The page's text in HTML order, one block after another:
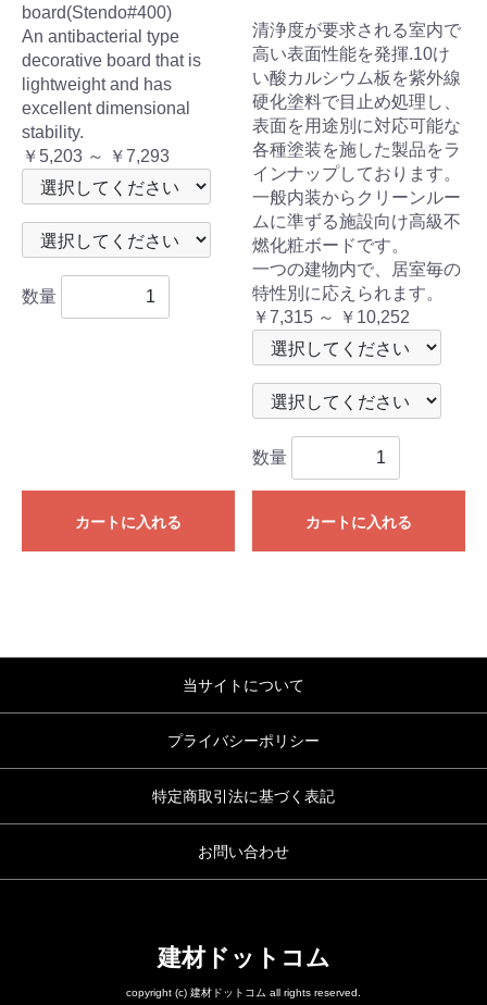
board(Stendo#400)
An antibacterial type
decorative board that is
lightweight and has
excellent dimensional
stability.
￥5,203 ～ ￥7,293
数量
カートに入れる
清浄度が要求される室内で
高い表面性能を発揮.10け
い酸カルシウム板を紫外線
硬化塗料で目止め処理し、
表面を用途別に対応可能な
各種塗装を施した製品をラ
インナップしております。
一般内装からクリーンルー
ムに準ずる施設向け高級不
燃化粧ボードです。
一つの建物内で、居室毎の
特性別に応えられます。
￥7,315 ～ ￥10,252
数量
カートに入れる
当サイトについて
プライバシーポリシー
特定商取引法に基づく表記
お問い合わせ
建材ドットコム
copyright (c) 建材ドットコム all rights reserved.